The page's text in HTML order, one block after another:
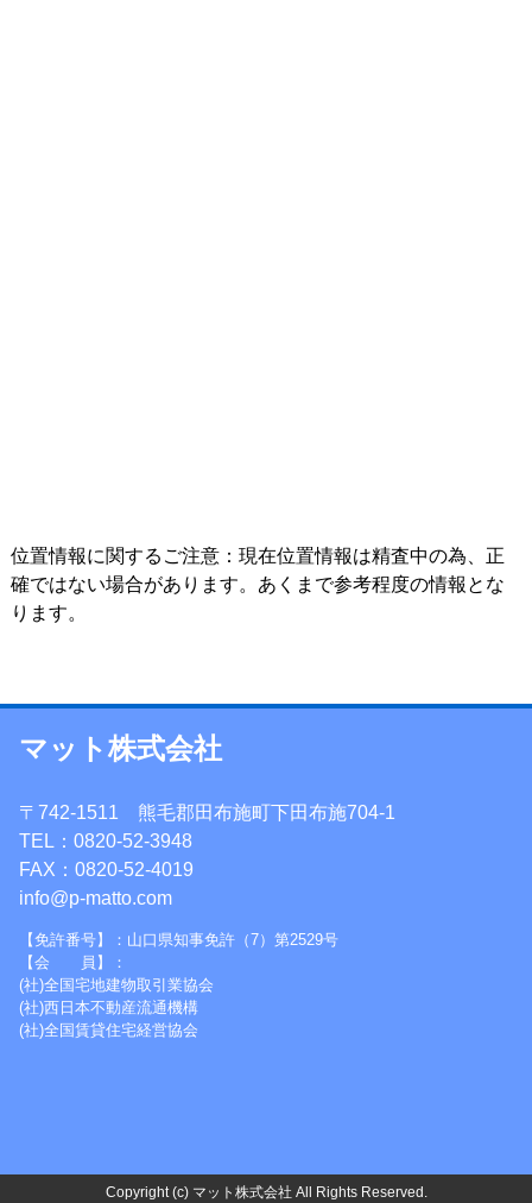
位置情報に関するご注意：現在位置情報は精査中の為、正
確ではない場合があります。あくまで参考程度の情報とな
ります。
マット株式会社
〒742-1511 熊毛郡田布施町下田布施704-1
TEL：0820-52-3948
FAX：0820-52-4019
info@p-matto.com
【免許番号】：山口県知事免許（7）第2529号
【会 員】：
(社)全国宅地建物取引業協会
(社)西日本不動産流通機構
(社)全国賃貸住宅経営協会
Copyright (c) マット株式会社 All Rights Reserved.